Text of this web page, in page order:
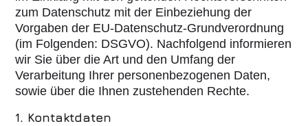
zum Datenschutz mit der Einbeziehung der
Vorgaben der EU-Datenschutz-Grundverordnung
(im Folgenden: DSGVO). Nachfolgend informieren
wir Sie über die Art und den Umfang der
Verarbeitung Ihrer personenbezogenen Daten,
sowie über die Ihnen zustehenden Rechte.
1. Kontaktdaten